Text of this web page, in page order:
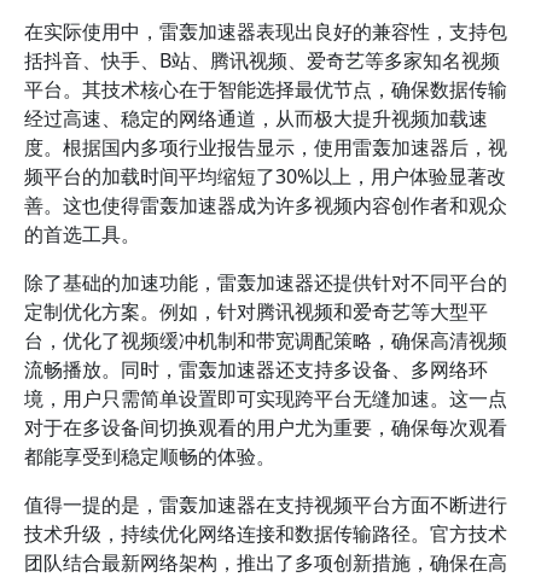
在实际使用中，雷轰加速器表现出良好的兼容性，支持包
括抖音、快手、B站、腾讯视频、爱奇艺等多家知名视频
平台。其技术核心在于智能选择最优节点，确保数据传输
经过高速、稳定的网络通道，从而极大提升视频加载速
度。根据国内多项行业报告显示，使用雷轰加速器后，视
频平台的加载时间平均缩短了30%以上，用户体验显著改
善。这也使得雷轰加速器成为许多视频内容创作者和观众
的首选工具。
除了基础的加速功能，雷轰加速器还提供针对不同平台的
定制优化方案。例如，针对腾讯视频和爱奇艺等大型平
台，优化了视频缓冲机制和带宽调配策略，确保高清视频
流畅播放。同时，雷轰加速器还支持多设备、多网络环
境，用户只需简单设置即可实现跨平台无缝加速。这一点
对于在多设备间切换观看的用户尤为重要，确保每次观看
都能享受到稳定顺畅的体验。
值得一提的是，雷轰加速器在支持视频平台方面不断进行
技术升级，持续优化网络连接和数据传输路径。官方技术
团队结合最新网络架构，推出了多项创新措施，确保在高